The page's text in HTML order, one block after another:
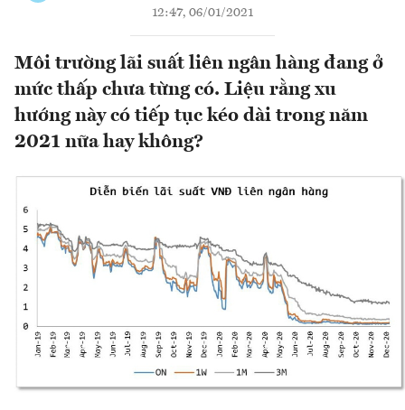
12:47, 06/01/2021
Môi trường lãi suất liên ngân hàng đang ở
mức thấp chưa từng có. Liệu rằng xu
hướng này có tiếp tục kéo dài trong năm
2021 nữa hay không?